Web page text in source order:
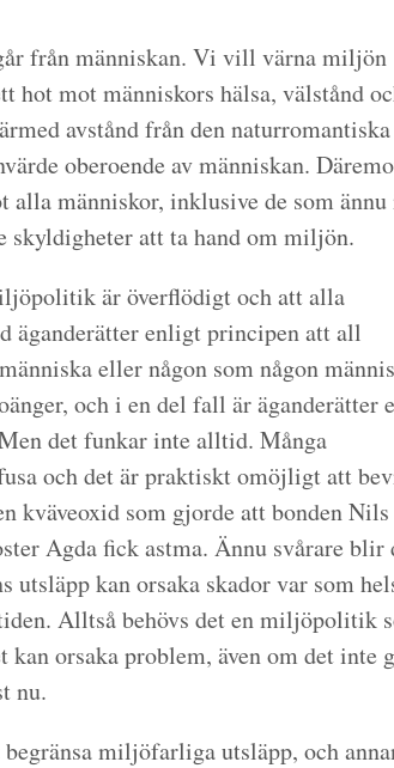
från människan. Vi vill värna miljön
hot mot människors hälsa, välstånd
avstånd från den
oberoende av människan.
alla människor, inklusive de som
skyldigheter att ta hand om miljön.
är överflödigt och att alla
äganderätter enligt principen att all
eller någon som någon
och i en del fall är äganderätter
det funkar inte alltid. Många
och det är praktiskt omöjligt att
kväveoxid som gjorde att bonden
Agda fick astma. Ännu svårare blir
utsläpp kan orsaka skador var som
Alltså behövs det en miljöpolitik
kan orsaka problem, även om det inte
nu.
miljöfarliga utsläpp, och